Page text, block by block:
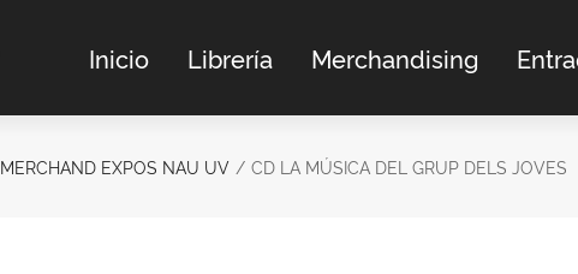
Inicio Librería Merchandising
MERCHAND EXPOS NAU UV CD LA MÚSICA DEL GRUP DELS JOVES